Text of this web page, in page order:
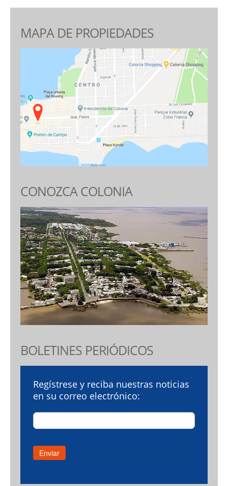
MAPA DE PROPIEDADES
CONOZCA COLONIA
BOLETINES PERIÓDICOS
Regístrese y reciba nuestras noticias
en su correo electrónico: